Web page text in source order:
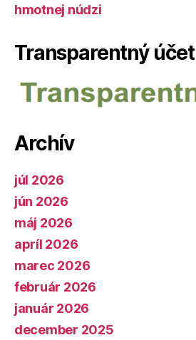
hmotnej núdzi
Transparentný účet
Archív
júl 2026
jún 2026
máj 2026
apríl 2026
marec 2026
február 2026
január 2026
december 2025